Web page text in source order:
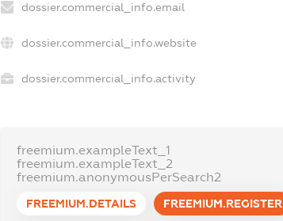
dossier.commercial_info.email
dossier.commercial_info.website
dossier.commercial_info.activity
freemium.exampleText_1
freemium.exampleText_2
freemium.anonymousPerSearch2
FREEMIUM.DETAILS FREEMIUM.REGISTER